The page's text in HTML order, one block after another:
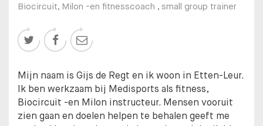
Biocircuit, Milon -en fitnesscoach , small group trainer
  
Mijn naam is Gijs de Regt en ik woon in Etten-Leur.
Ik ben werkzaam bij Medisports als fitness,
Biocircuit -en Milon instructeur. Mensen vooruit
zien gaan en doelen helpen te behalen geeft me